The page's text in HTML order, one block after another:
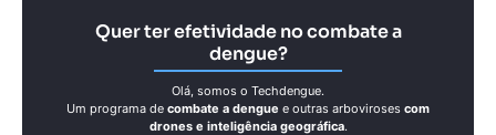
Quer ter efetividade no combate a
dengue?
Olá, somos o Techdengue.
Um programa de combate a dengue e outras arboviroses com
drones e inteligência geográfica.